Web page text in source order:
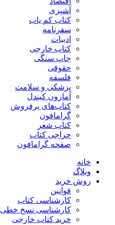
آشپزی
کتاب کم یاب
سفرنامه
ادبیات
کتاب خارجی
چاپ سنگی
حقوقی
فلسفه
پزشکی و سلامت
آمازون کیندل
کتاب‌های پرفروش
گرامافون
کتاب شعر
حراجی کتاب
صفحه گرامافون
خانه
وبلاگ
روش خرید
قوانین
کارشناسی کتاب
کارشناسی نسخ خطی
خرید کتاب خارجی